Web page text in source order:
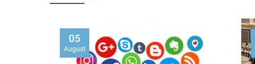
02
August